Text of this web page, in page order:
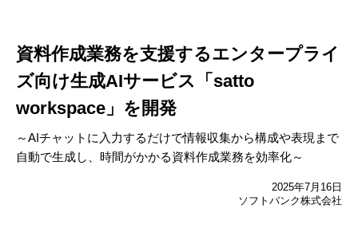
資料作成業務を支援するエンタープライ
ズ向け生成AIサービス「satto
workspace」を開発
～AIチャットに入力するだけで情報収集から構成や表現まで
自動で生成し、 時間がかかる資料作成業務を効率化～
2025年7月16日
ソフトバンク株式会社